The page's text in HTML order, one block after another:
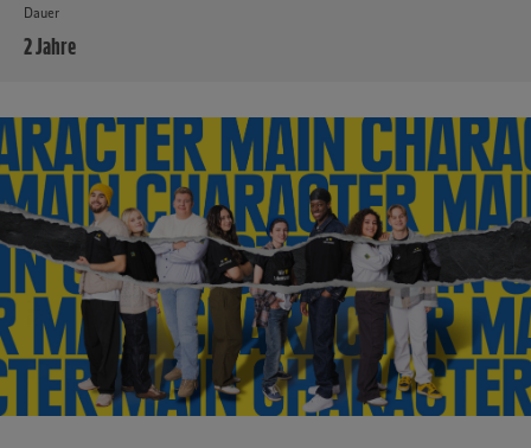
Dauer
2 Jahre